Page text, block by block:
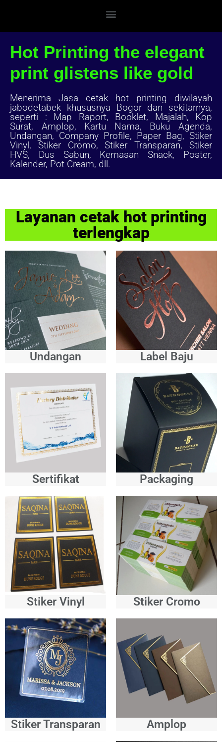
Hot Printing the elegant
print glistens like gold
Menerima Jasa cetak hot printing diwilayah
jabodetabek khususnya Bogor dan sekitarnya,
seperti : Map Raport, Booklet, Majalah, Kop
Surat, Amplop, Kartu Nama, Buku Agenda,
Undangan, Company Profile, Paper Bag, Stiker
Vinyl, Stiker Cromo, Stiker Transparan, Stiker
HVS, Dus Sabun, Kemasan Snack, Poster,
Kalender, Pot Cream, dll.
Layanan cetak hot printing
terlengkap
Undangan Label Baju
Sertifikat Packaging
Stiker Vinyl Stiker Cromo
Stiker Transparan Amplop